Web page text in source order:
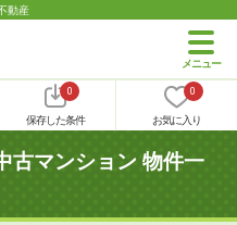
動産
0
保存した条件
0
お気に入り
古マンション 物件一